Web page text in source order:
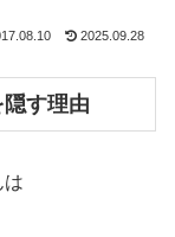
2025.09.28
す理由
は